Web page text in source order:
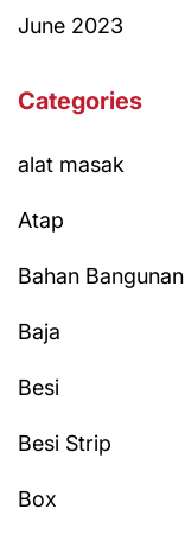
June 2023
Categories
alat masak
Atap
Bahan Bangunan
Baja
Besi
Besi Strip
Box